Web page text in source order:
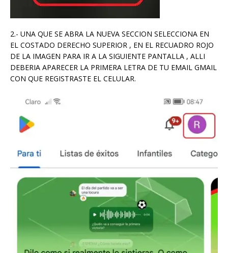
2.- UNA QUE SE ABRA LA NUEVA SECCION SELECCIONA EN
EL COSTADO DERECHO SUPERIOR , EN EL RECUADRO ROJO
DE LA IMAGEN PARA IR A LA SIGUIENTE PANTALLA , ALLI
DEBERIA APARECER LA PRIMERA LETRA DE TU EMAIL GMAIL
CON QUE REGISTRASTE EL CELULAR.